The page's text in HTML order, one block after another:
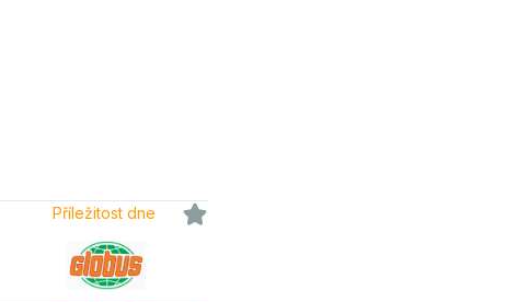
Příležitost dne